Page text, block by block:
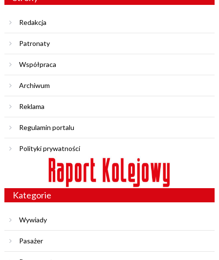
Redakcja
Patronaty
Współpraca
Archiwum
Reklama
Regulamin portalu
Polityki prywatności
Kategorie
Wywiady
Pasażer